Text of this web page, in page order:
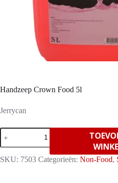
Handzeep Crown Food 5l
Jerrycan
Handzeep
Crown
Food
5l
SKU: 7503 Categorieën: Non-Food,